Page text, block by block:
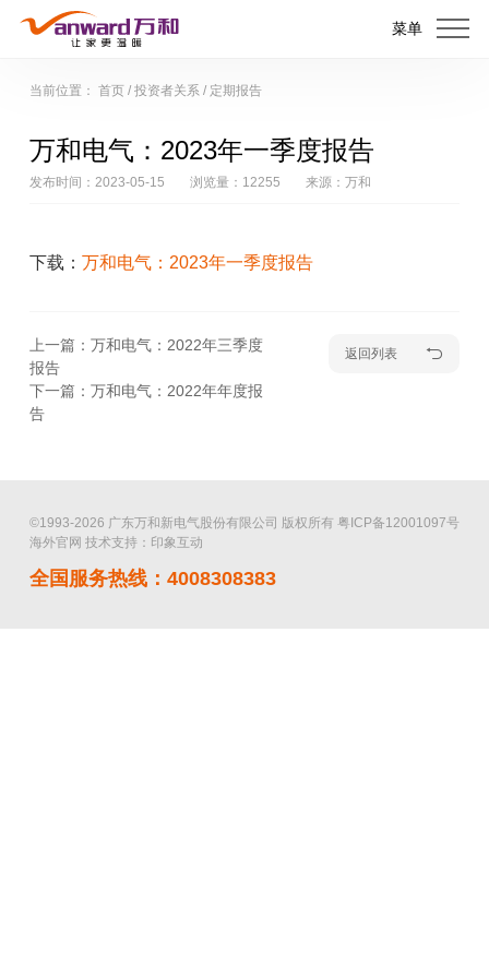
菜单
当前位置： 首页/ 投资者关系/ 定期报告
万和电气：2023年一季度报告
发布时间：2023-05-15 浏览量：12255 来源：万和
下载： 万和电气：2023年一季度报告
上一篇：万和电气：2022年三季度
报告
下一篇：万和电气：2022年年度报
告
返回列表
©1993-2026 广东万和新电气股份有限公司 版权所有 粤ICP备12001097号
海外官网 技术支持：印象互动
全国服务热线：4008308383